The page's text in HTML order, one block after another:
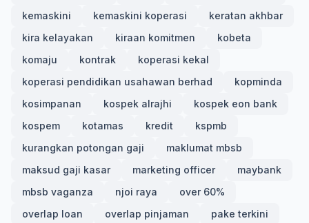
kemaskini
kemaskini koperasi
keratan akhbar
kira kelayakan
kiraan komitmen
kobeta
komaju
kontrak
koperasi kekal
koperasi pendidikan usahawan berhad
kopminda
kosimpanan
kospek alrajhi
kospek eon bank
kospem
kotamas kredit
kspmb
kurangkan potongan gaji
maklumat mbsb
maksud gaji kasar
marketing officer
maybank
mbsb vaganza
njoi raya
over 60%
overlap loan
overlap pinjaman
pake terkini